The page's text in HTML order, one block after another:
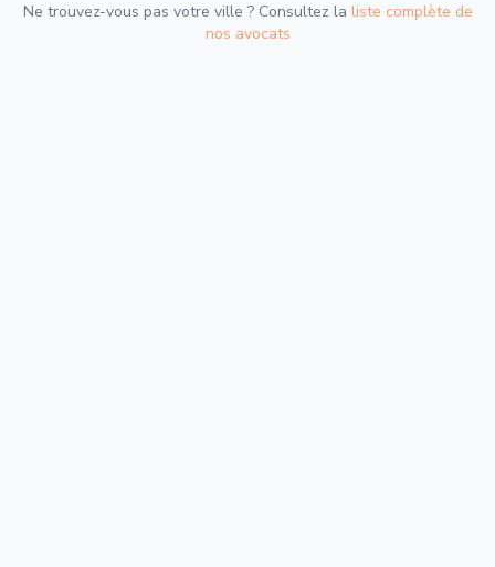
Ne trouvez-vous pas votre ville ? Consultez la liste complète de
nos avocats